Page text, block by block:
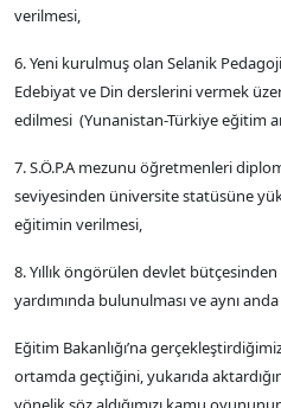
verilmesi,
6. Yeni kurulmuş olan Selanik
Edebiyat ve Din derslerini vermek
edilmesi (Yunanistan-Türkiye eğitim
7. S.Ö.P.A mezunu öğretmenleri
seviyesinden üniversite statüsüne
eğitimin verilmesi,
8. Yıllık öngörülen devlet bütçesinden
yardımında bulunulması ve aynı
Eğitim Bakanlığı’na
ortamda geçtiğini, yukarıda